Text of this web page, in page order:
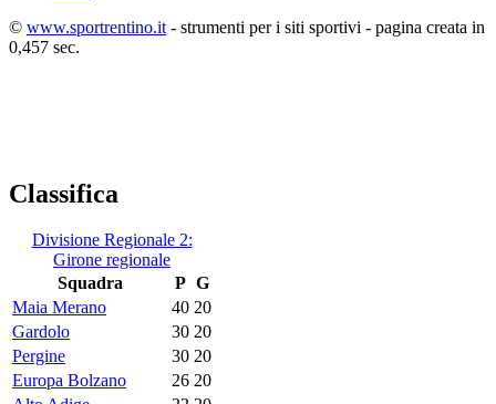
© www.sportrentino.it - strumenti per i siti sportivi - pagina creata in
0,457 sec.
Classifica
Divisione Regionale 2:
Girone regionale
Squadra
P G
Maia Merano
40 20
Gardolo
30 20
Pergine
30 20
Europa Bolzano
26 20